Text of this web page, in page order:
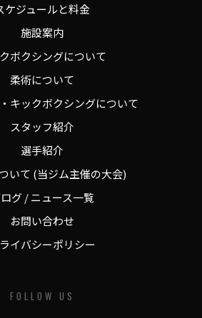
ケジュールと料金
施設案内
ボクシングについて
柔術について
キックボクシングについて
スタッフ紹介
選手紹介
いて (当ジム主催の大会)
グ / ニュース一覧
お問い合わせ
イバシーポリシー
FOLLOW US